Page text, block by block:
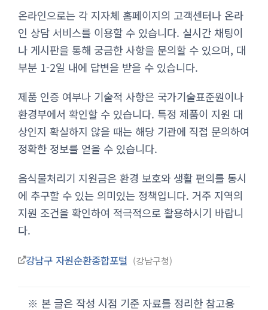
온라인으로는 각 지자체 홈페이지의 고객센터나 온라
인 상담 서비스를 이용할 수 있습니다. 실시간 채팅이
나 게시판을 통해 궁금한 사항을 문의할 수 있으며, 대
부분 1-2일 내에 답변을 받을 수 있습니다.
제품 인증 여부나 기술적 사항은 국가기술표준원이나
환경부에서 확인할 수 있습니다. 특정 제품이 지원 대
상인지 확실하지 않을 때는 해당 기관에 직접 문의하여
정확한 정보를 얻을 수 있습니다.
음식물처리기 지원금은 환경 보호와 생활 편의를 동시
에 추구할 수 있는 의미있는 정책입니다. 거주 지역의
지원 조건을 확인하여 적극적으로 활용하시기 바랍니
다.
강남구 자원순환종합포털 강남구청
※ 본 글은 작성 시점 기준 자료를 정리한 참고용